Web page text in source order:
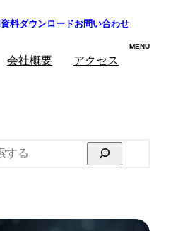
資料ダウンロードお問い合わせ
会社概要 アクセス